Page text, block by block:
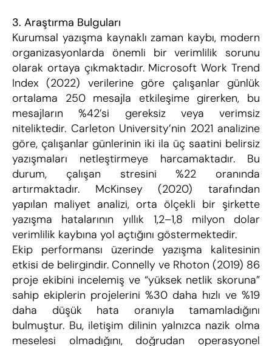
3. Araştırma Bulguları
Kurumsal yazışma kaynaklı zaman kaybı, modern
organizasyonlarda önemli bir verimlilik sorunu
olarak ortaya çıkmaktadır. Microsoft Work Trend
Index (2022) verilerine göre çalışanlar günlük
ortalama 250 mesajla etkileşime girerken, bu
mesajların %42’si gereksiz veya verimsiz
niteliktedir. Carleton University’nin 2021 analizine
göre, çalışanlar günlerinin iki ila üç saatini belirsiz
yazışmaları netleştirmeye harcamaktadır. Bu
durum, çalışan stresini %22 oranında
artırmaktadır. McKinsey (2020) tarafından
yapılan maliyet analizi, orta ölçekli bir şirkette
yazışma hatalarının yıllık 1,2–1,8 milyon dolar
verimlilik kaybına yol açtığını göstermektedir.
Ekip performansı üzerinde yazışma kalitesinin
etkisi de belirgindir. Connelly ve Rhoton (2019) 86
proje ekibini incelemiş ve “yüksek netlik skoruna”
sahip ekiplerin projelerini %30 daha hızlı ve %19
daha düşük hata oranıyla tamamladığını
bulmuştur. Bu, iletişim dilinin yalnızca nazik olma
meselesi olmadığını, doğrudan operasyonel